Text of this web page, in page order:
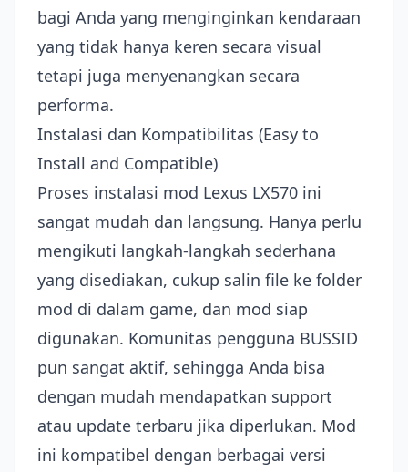
bagi Anda yang menginginkan kendaraan
yang tidak hanya keren secara visual
tetapi juga menyenangkan secara
performa.
Instalasi dan Kompatibilitas (Easy to
Install and Compatible)
Proses instalasi mod Lexus LX570 ini
sangat mudah dan langsung. Hanya perlu
mengikuti langkah-langkah sederhana
yang disediakan, cukup salin file ke folder
mod di dalam game, dan mod siap
digunakan. Komunitas pengguna BUSSID
pun sangat aktif, sehingga Anda bisa
dengan mudah mendapatkan support
atau update terbaru jika diperlukan. Mod
ini kompatibel dengan berbagai versi